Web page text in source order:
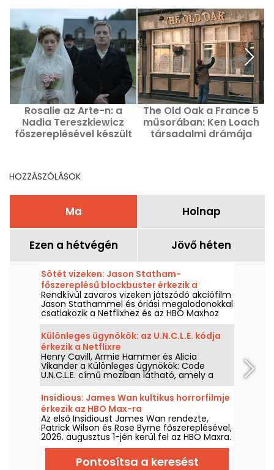
Rosalie az Arte-n: a
Nadia Tereszkiewicz
főszereplésével készült
The Old Oak a France 5
műsorában: Ken Loach
társadalmi drámája
HOZZÁSZÓLÁSOK
Ma Holnap
Ezen a hétvégén Jövő héten
Sötét vizeken: Jason Statham-
főszereplésű blockbuster érkezik a
Netflixre és a HBO Maxra
Rendkívül zavaros vizeken játszódó akciófilm
Jason Stathammel és óriási megalodonokkal
csatlakozik a Netflixhez és az HBO Maxhoz
2026. augusztus 2-án.
Különleges ügynökök: az U.N.C.L.E. kódja
érkezik a Netflixre
Henry Cavill, Armie Hammer és Alicia
Vikander a Különleges ügynökök: Code
U.N.C.L.E. című moziban látható, amely a
Netflixen lesz elérhető 2026. augusztus 6-tól.
Insidious: James Wan kultikus horrorfilmje
érkezik az HBO Max-ra
Az első Insidioust James Wan rendezte,
Patrick Wilson és Rose Byrne főszereplésével,
2026. augusztus 1-jén kerül fel az HBO Maxra.
Pontosítsa a keresést